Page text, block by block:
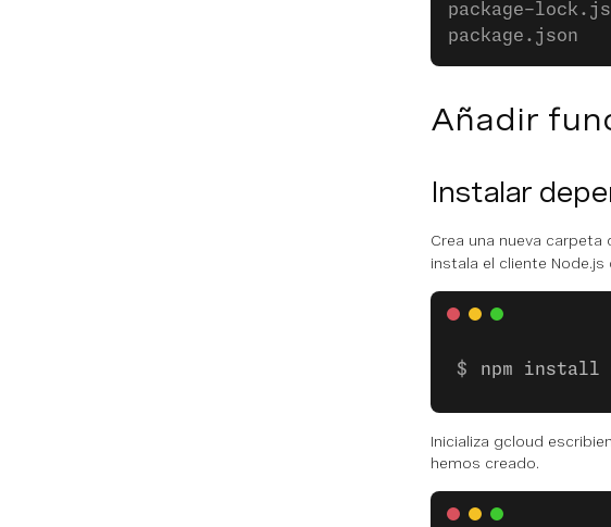
package-
package.json
Añadir
Instalar
Crea una nueva
instala el cliente Node.js
npm install
Inicializa gcloud
hemos creado.